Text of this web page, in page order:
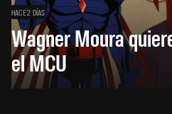
HACE 2 DÍAS
Wagner Moura
el MCU